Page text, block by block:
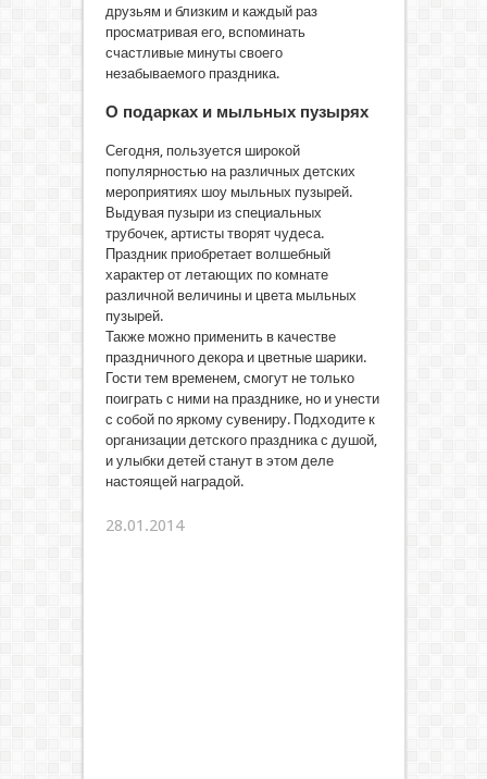
друзьям и близким и каждый раз
просматривая его, вспоминать
счастливые минуты своего
незабываемого праздника.
О подарках и мыльных пузырях
Сегодня, пользуется широкой
популярностью на различных детских
мероприятиях шоу мыльных пузырей.
Выдувая пузыри из специальных
трубочек, артисты творят чудеса.
Праздник приобретает волшебный
характер от летающих по комнате
различной величины и цвета мыльных
пузырей.
Также можно применить в качестве
праздничного декора и цветные шарики.
Гости тем временем, смогут не только
поиграть с ними на празднике, но и унести
с собой по яркому сувениру. Подходите к
организации детского праздника с душой,
и улыбки детей станут в этом деле
настоящей наградой.
28.01.2014